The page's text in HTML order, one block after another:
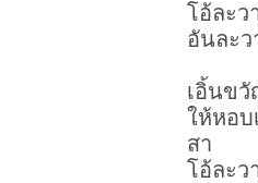
โอ้ละว
อันละ
เอิ้นขวั
ให้หอบ
สา
โอ้ละว